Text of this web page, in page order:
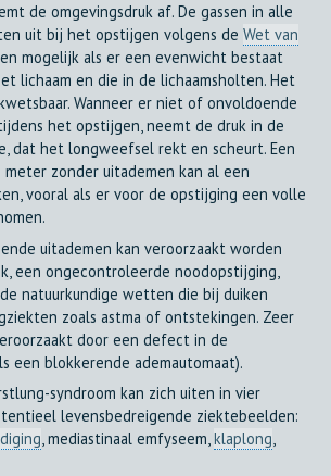
de omgevingsdruk af. De gassen in alle
uit bij het opstijgen volgens de Wet van
mogelijk als er een evenwicht bestaat
lichaam en die in de lichaamsholten. Het
Wanneer er niet of onvoldoende
het opstijgen, neemt de druk in de
dat het longweefsel rekt en scheurt. Een
zonder uitademen kan al een
vooral als er voor de opstijging een volle
uitademen kan veroorzaakt worden
een ongecontroleerde noodopstijging,
natuurkundige wetten die bij duiken
zoals astma of ontstekingen. Zeer
door een defect in de
een blokkerende ademautomaat).
syndroom kan zich uiten in vier
levensbedreigende ziektebeelden:
, mediastinaal emfyseem, klaplong